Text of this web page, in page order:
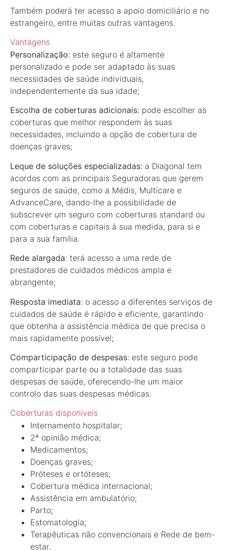
Também poderá ter acesso a apoio domiciliário e no
estrangeiro, entre muitas outras vantagens.
Vantagens
Personalização: este seguro é altamente
personalizado e pode ser adaptado às suas
necessidades de saúde individuais,
independentemente da sua idade;
Escolha de coberturas adicionais: pode escolher as
coberturas que melhor respondem às suas
necessidades, incluindo a opção de cobertura de
doenças graves;
Leque de soluções especializadas: a Diagonal tem
acordos com as principais Seguradoras que gerem
seguros de saúde, como a Médis, Multicare e
AdvanceCare, dando-lhe a possibilidade de
subscrever um seguro com coberturas standard ou
com coberturas e capitais à sua medida, para si e
para a sua família.
Rede alargada: terá acesso a uma rede de
prestadores de cuidados médicos ampla e
abrangente;
Resposta imediata: o acesso a diferentes serviços de
cuidados de saúde é rápido e eficiente, garantindo
que obtenha a assistência médica de que precisa o
mais rapidamente possível;
Comparticipação de despesas: este seguro pode
comparticipar parte ou a totalidade das suas
despesas de saúde, oferecendo-lhe um maior
controlo das suas despesas médicas.
Coberturas disponíveis
Internamento hospitalar;
2ª opinião médica;
Medicamentos;
Doenças graves;
Próteses e ortóteses;
Cobertura médica internacional;
Assistência em ambulatório;
Parto;
Estomatologia;
Terapêuticas não convencionais e Rede de bem-
estar.